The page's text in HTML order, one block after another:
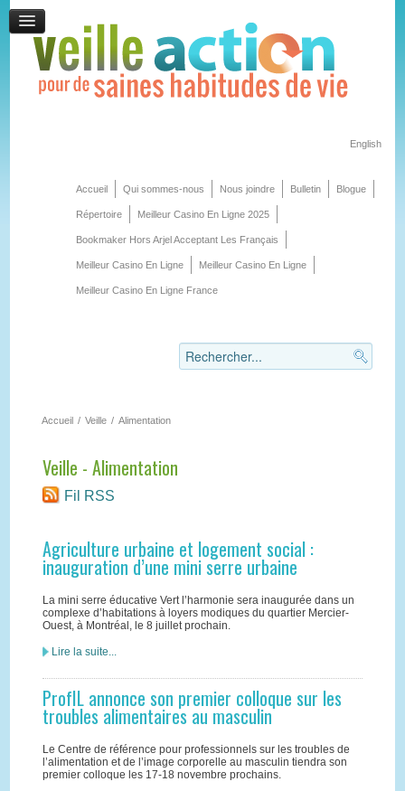
English
Accueil Qui sommes-nous Nous joindre Bulletin Blogue
Répertoire Meilleur Casino En Ligne 2025
Bookmaker Hors Arjel Acceptant Les Français
Meilleur Casino En Ligne Meilleur Casino En Ligne
Meilleur Casino En Ligne France
Accueil / Veille / Alimentation
Veille - Alimentation
Fil RSS
Agriculture urbaine et logement social :
inauguration d’une mini serre urbaine
La mini serre éducative Vert l’harmonie sera inaugurée dans un
complexe d’habitations à loyers modiques du quartier Mercier-
Ouest, à Montréal, le 8 juillet prochain.
Lire la suite...
ProfIL annonce son premier colloque sur les
troubles alimentaires au masculin
Le Centre de référence pour professionnels sur les troubles de
l’alimentation et de l’image corporelle au masculin tiendra son
premier colloque les 17-18 novembre prochains.